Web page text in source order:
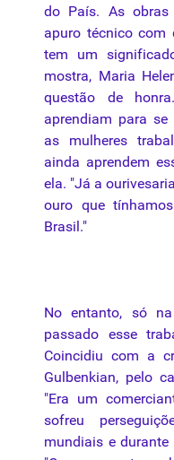
do País. As obras
apuro técnico com
tem um
mostra, Maria
questão de
aprendiam para se
as mulheres
ainda aprendem
ela. "Já a
ouro que
Brasil."
No entanto, só
passado esse
Coincidiu com a
Gulbenkian, pelo
"Era um
sofreu
mundiais e durante